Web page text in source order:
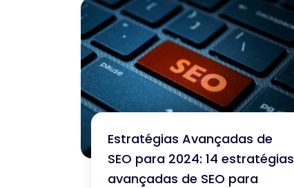
Estratégias Avançadas de
SEO para 2024: 14 estratégias
avançadas de SEO para